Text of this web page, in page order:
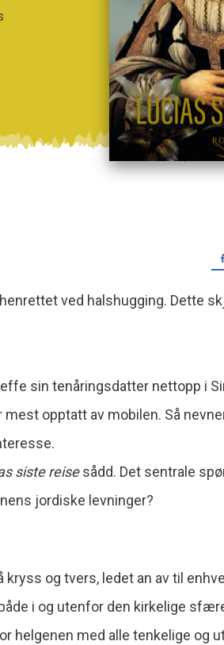
ved halshugging. Dette
sin tenåringsdatter nettopp i
opptatt av mobilen. Så
siste reisesådd. Det sentrale
jordiske levninger?
kryss og tvers, ledet an av til
i og utenfor den kirkelige
helgenen med alle tenkelige og